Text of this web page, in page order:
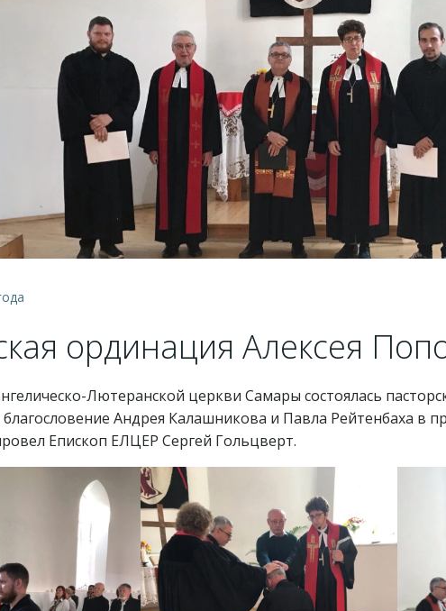
ординация Алексея
Лютеранской церкви Самары состоялась
Андрея Калашникова и Павла Рейтенбаха в
Епископ ЕЛЦЕР Сергей Гольцверт.